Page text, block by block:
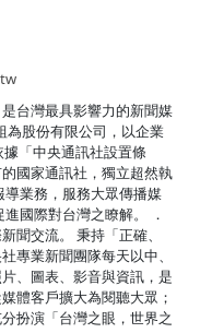
台灣最具影響力的新聞媒
為股份有限公司，以企業
「中央通訊社設置條
國家通訊社，獨立超然執
業務，服務大眾傳播媒
國際對台灣之瞭解。 ．
聞交流。 秉持「正確、
專業新聞團隊每天以中、
、圖表、影音與資訊，是
體客戶擴大為閱聽大眾；
扮演「台灣之眼，世界之